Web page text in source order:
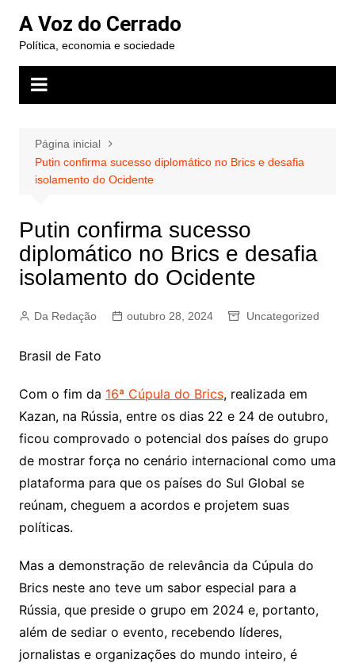
para
conteúdo
A Voz do Cerrado
Política, economia e sociedade
Página inicial
Putin confirma sucesso diplomático no Brics e desafia
isolamento do Ocidente
Putin confirma sucesso
diplomático no Brics e desafia
isolamento do Ocidente
Da Redação outubro 28, 2024 Uncategorized
Brasil de Fato
Com o fim da 16ª Cúpula do Brics, realizada em
Kazan, na Rússia, entre os dias 22 e 24 de outubro,
ficou comprovado o potencial dos países do grupo
de mostrar força no cenário internacional como uma
plataforma para que os países do Sul Global se
reúnam, cheguem a acordos e projetem suas
políticas.
Mas a demonstração de relevância da Cúpula do
Brics neste ano teve um sabor especial para a
Rússia, que preside o grupo em 2024 e, portanto,
além de sediar o evento, recebendo líderes,
jornalistas e organizações do mundo inteiro, é